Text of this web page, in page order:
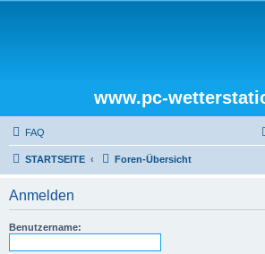
www.pc-
FAQ
STARTSEITE Foren-Übersicht
Anmelden
Benutzername: